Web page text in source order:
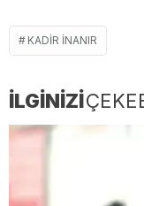
KADIR INANIR
İLGİNİZİ